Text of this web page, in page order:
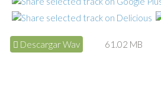
Descargar Wav 61.02 MB